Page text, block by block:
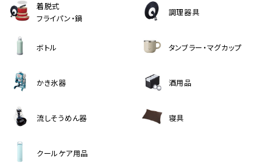
着脱式
フライパン・鍋
調理器具
ボトル タンブラー・マグカップ
かき氷器 酒用品
流しそうめん器 寝具
クールケア用品